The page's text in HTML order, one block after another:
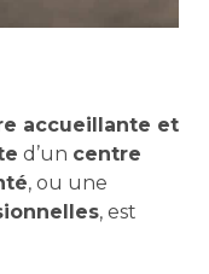
accueillante et
d’un centre
, ou une
, est